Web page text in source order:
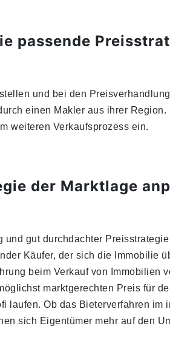
passende
und bei den
einen Makler aus ihrer
weiteren Verkaufsprozess ein.
der Marktlage
und gut durchdachter
Käufer, der sich die Immobilie
beim Verkauf von Immobilien
marktgerechten Preis für
laufen. Ob das Bieterverfahren
sich Eigentümer mehr auf den